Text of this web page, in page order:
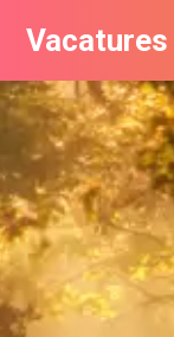
Vacatures per
De populairste
Nieuwsbrief